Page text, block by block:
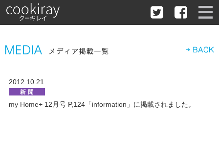
2012.10.21
my Home+ 12月号 P,124「information」に掲載されました。